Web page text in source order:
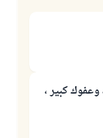
كبير ،